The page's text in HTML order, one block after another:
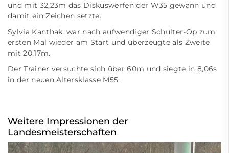
und mit 32,23m das Diskuswerfen der W35 gewann und
damit ein Zeichen setzte.
Sylvia Kanthak, war nach aufwendiger Schulter-Op zum
ersten Mal wieder am Start und überzeugte als Zweite
mit 20,17m.
Der Trainer versuchte sich über 60m und siegte in 8,06s
in der neuen Altersklasse M55.
Weitere Impressionen der
Landesmeisterschaften